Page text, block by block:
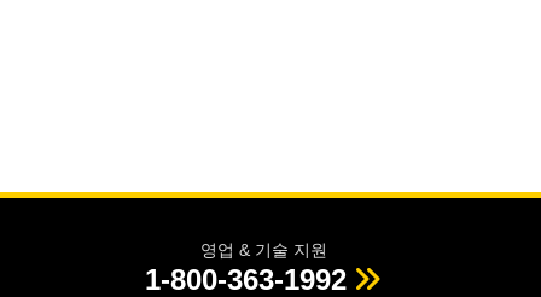
영업 & 기술 지원
1-800-363-1992